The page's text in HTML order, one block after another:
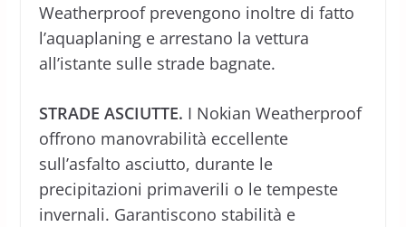
Weatherproof prevengono inoltre di fatto
l’aquaplaning e arrestano la vettura
all’istante sulle strade bagnate.
STRADE ASCIUTTE. I Nokian Weatherproof
offrono manovrabilità eccellente
sull’asfalto asciutto, durante le
precipitazioni primaverili o le tempeste
invernali. Garantiscono stabilità e